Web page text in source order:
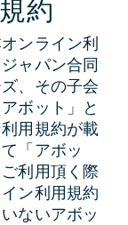
約
ンライン利
ャパン合同
、その子会
ボット」と
用規約が載
「アボッ
利用頂く際
ン利用規約
ないアボッ